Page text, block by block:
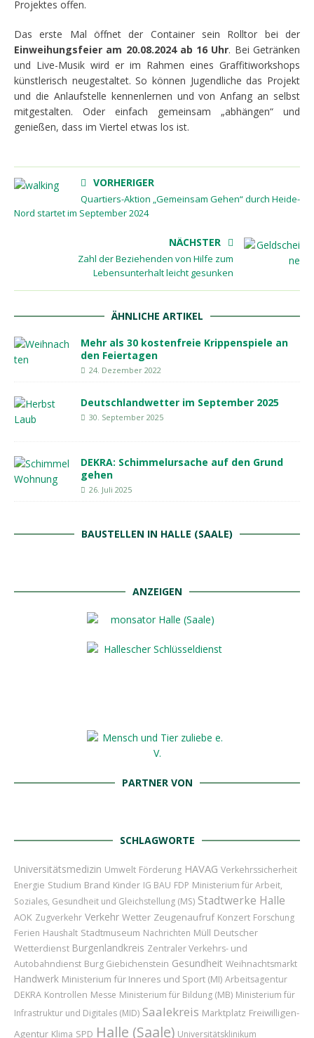
Projektes offen.
Das erste Mal öffnet der Container sein Rolltor bei der
Einweihungsfeier am 20.08.2024 ab 16 Uhr. Bei Getränken
und Live-Musik wird er im Rahmen eines Graffitiworkshops
künstlerisch neugestaltet. So können Jugendliche das Projekt
und die Anlaufstelle kennenlernen und von Anfang an selbst
mitgestalten. Oder einfach gemeinsam „abhängen“ und
genießen, dass im Viertel etwas los ist.
VORHERIGER
Quartiers-Aktion „Gemeinsam Gehen“ durch Heide-
Nord startet im September 2024
NÄCHSTER
Zahl der Beziehenden von Hilfe zum
Lebensunterhalt leicht gesunken
ÄHNLICHE ARTIKEL
Mehr als 30 kostenfreie Krippenspiele an
den Feiertagen
24. Dezember 2022
Deutschlandwetter im September 2025
30. September 2025
DEKRA: Schimmelursache auf den Grund
gehen
26. Juli 2025
BAUSTELLEN IN HALLE (SAALE)
ANZEIGEN
PARTNER VON
SCHLAGWORTE
Universitätsmedizin Umwelt Förderung HAVAG Verkehrssicherheit
Energie Studium Brand Kinder IG BAU FDP Ministerium für Arbeit,
Soziales, Gesundheit und Gleichstellung (MS) Stadtwerke Halle
AOK Zugverkehr Verkehr Wetter Zeugenaufruf Konzert Forschung
Ferien Haushalt Stadtmuseum Nachrichten Müll Deutscher
Wetterdienst Burgenlandkreis Zentraler Verkehrs- und
Autobahndienst Burg Giebichenstein Gesundheit Weihnachtsmarkt
Handwerk Ministerium für Inneres und Sport (MI) Arbeitsagentur
DEKRA Kontrollen Messe Ministerium für Bildung (MB) Ministerium für
Infrastruktur und Digitales (MID) Saalekreis Marktplatz Freiwilligen-
Agentur Klima SPD Halle (Saale) Universitätsklinikum